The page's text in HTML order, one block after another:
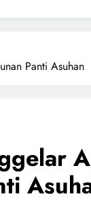
Panti Asuhan